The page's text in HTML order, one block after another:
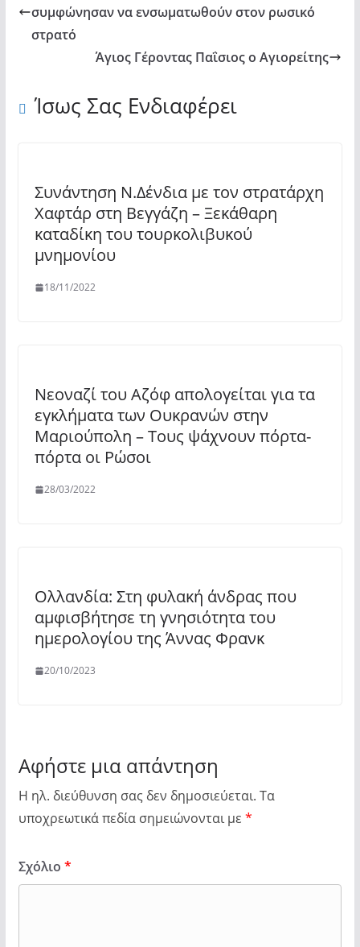
συμφώνησαν να ενσωματωθούν στον ρωσικό
στρατό
Άγιος Γέροντας Παΐσιος ο Αγιορείτης
Ίσως Σας Ενδιαφέρει
Συνάντηση Ν.Δένδια με τον στρατάρχη
Χαφτάρ στη Βεγγάζη – Ξεκάθαρη
καταδίκη του τουρκολιβυκού
μνημονίου
18/11/2022
Νεοναζί του Αζόφ απολογείται για τα
εγκλήματα των Ουκρανών στην
Μαριούπολη – Τους ψάχνουν πόρτα-
πόρτα οι Ρώσοι
28/03/2022
Ολλανδία: Στη φυλακή άνδρας που
αμφισβήτησε τη γνησιότητα του
ημερολογίου της Άννας Φρανκ
20/10/2023
Αφήστε μια απάντηση
Η ηλ. διεύθυνση σας δεν δημοσιεύεται. Τα
υποχρεωτικά πεδία σημειώνονται με *
Σχόλιο *